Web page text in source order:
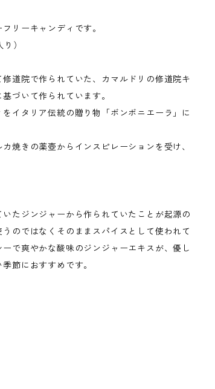
リーキャンディです。
）
道院で作られていた、カマルドリの修道院キ
づいて作られています。
イタリア伝統の贈り物「ボンボニエーラ」に
焼きの薬壺からインスピレーションを受け、
たジンジャーから作られていたことが起源の
のではなくそのままスパイスとして使われて
で爽やかな酸味のジンジャーエキスが、優し
節におすすめです。